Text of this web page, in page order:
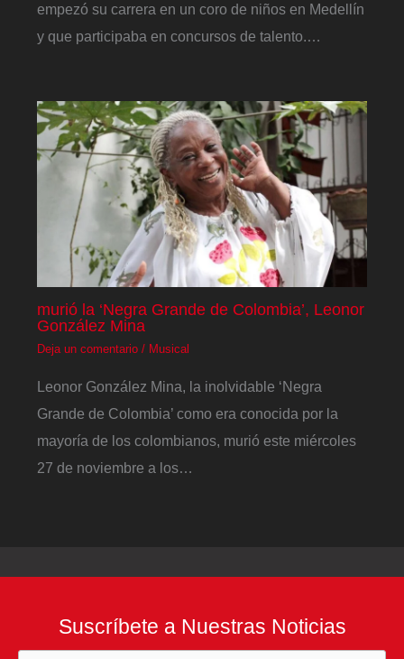
empezó su carrera en un coro de niños en Medellín
y que participaba en concursos de talento.…
murió la ‘Negra Grande de Colombia’, Leonor
González Mina
Deja un comentario / Musical
Leonor González Mina, la inolvidable ‘Negra
Grande de Colombia’ como era conocida por la
mayoría de los colombianos, murió este miércoles
27 de noviembre a los…
Suscríbete a Nuestras Noticias